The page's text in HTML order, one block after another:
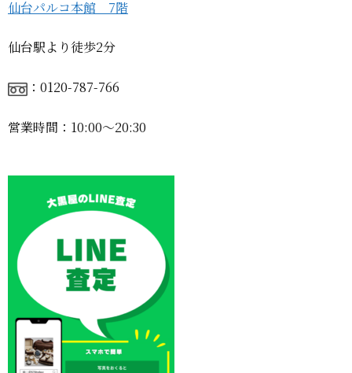
仙台パルコ本館 7階
仙台駅より徒歩2分
：0120-787-766
営業時間：10:00〜20:30